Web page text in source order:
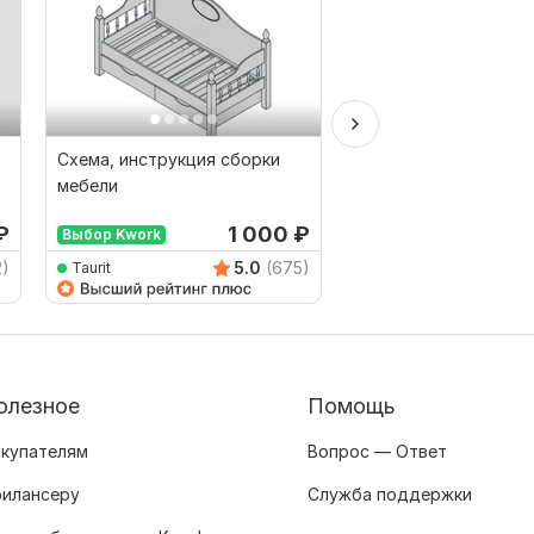
Схема, инструкция сборки
мебели
Выбор Kwork 1 000 ₽
Taurit 5.0 (675)
Помощь
Вопрос — Ответ
Служба поддержки